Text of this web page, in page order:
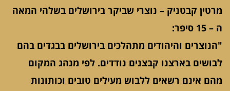
מרטין קבטניק – נוצרי שביקר בירושלים בשלהי המאה
ה – 15 סיפר:
"הנוצרים והיהודים מתהלכים בירושלים בבגדים בהם
לבושים בארצנו קבצנים נודדים. לפי מנהג המקום
מהם אינם רשאים ללבוש מעילים טובים וכותונות